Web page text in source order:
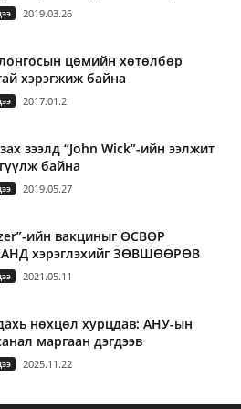
2019.03.26
цөмийн хөтөлбөр
хэрэгжиж байна
2017.01.2
зээлд “John Wick”-ийн ээлжит
байна
2019.05.27
ийн вакциныг ӨСВӨР
хэрэглэхийг ЗӨВШӨӨРӨВ
2021.05.11
нөхцөл хурцдав: АНУ-ын
маргаан дэгдээв
2025.11.22